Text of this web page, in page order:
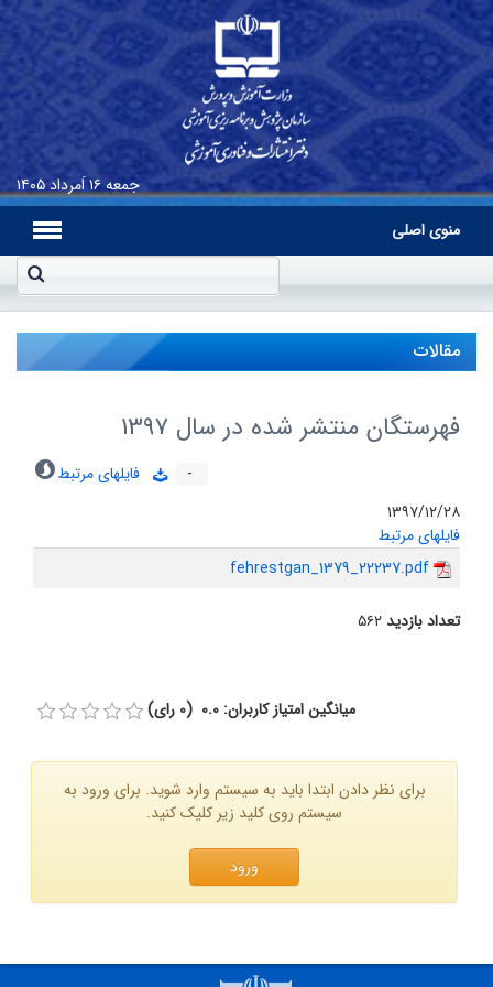
جمعه۱۶ اَمرداد ۱۴۰۵
منوی اصلی
مقالات
فهرستگان منتشر شده در سال 1397
-
فایلهای مرتبط
۱۳۹۷/۱۲/۲۸
فایلهای مرتبط
fehrestgan_1379_22237.pdf
تعداد بازدید۵۶۲
میانگین امتیاز کاربران: 0.0 (0 رای)
برای نظر دادن ابتدا باید به سیستم وارد شوید. برای ورود به
سیستم روی کلید زیر کلیک کنید.
ورود